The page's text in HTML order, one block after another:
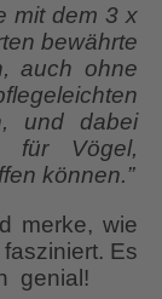
mit dem 3 x
bewährte
auch ohne
und dabei
für Vögel,
können.”
merke, wie
Es
genial!